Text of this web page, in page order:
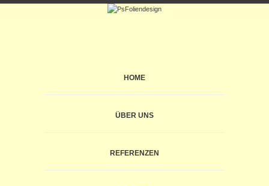
HOME
ÜBER UNS
REFERENZEN